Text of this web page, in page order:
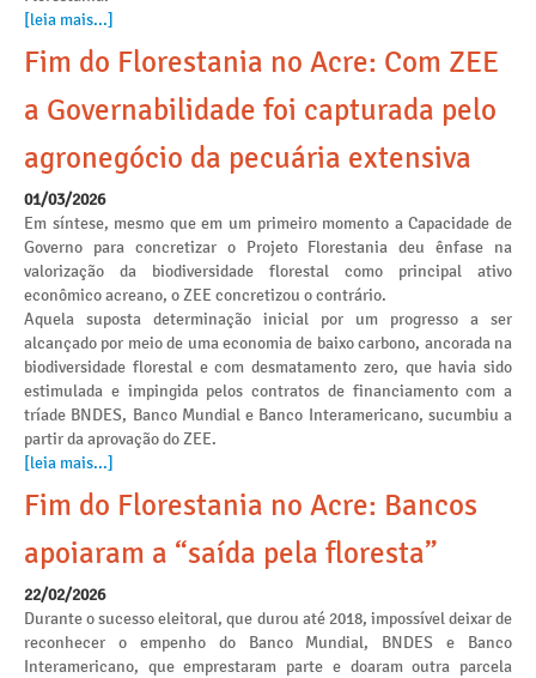
[leia mais...]
Fim do Florestania no Acre: Com ZEE
a Governabilidade foi capturada pelo
agronegócio da pecuária extensiva
01/03/2026
Em síntese, mesmo que em um primeiro momento a Capacidade de
Governo para concretizar o Projeto Florestania deu ênfase na
valorização da biodiversidade florestal como principal ativo
econômico acreano, o ZEE concretizou o contrário.
Aquela suposta determinação inicial por um progresso a ser
alcançado por meio de uma economia de baixo carbono, ancorada na
biodiversidade florestal e com desmatamento zero, que havia sido
estimulada e impingida pelos contratos de financiamento com a
tríade BNDES, Banco Mundial e Banco Interamericano, sucumbiu a
partir da aprovação do ZEE.
[leia mais...]
Fim do Florestania no Acre: Bancos
apoiaram a “saída pela floresta”
22/02/2026
Durante o sucesso eleitoral, que durou até 2018, impossível deixar de
reconhecer o empenho do Banco Mundial, BNDES e Banco
Interamericano, que emprestaram parte e doaram outra parcela